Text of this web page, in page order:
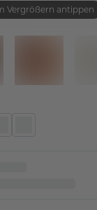
Vergrößern antippen